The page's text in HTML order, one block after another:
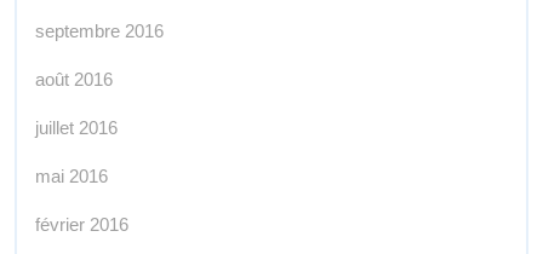
septembre 2016
août 2016
juillet 2016
mai 2016
février 2016